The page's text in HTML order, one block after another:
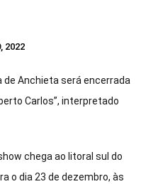
2022
Anchieta será encerrada
Carlos”, interpretado
chega ao litoral sul do
o dia 23 de dezembro, às